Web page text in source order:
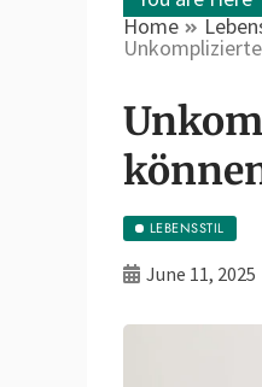
Home
LEBENSSTIL
June 11, 2025